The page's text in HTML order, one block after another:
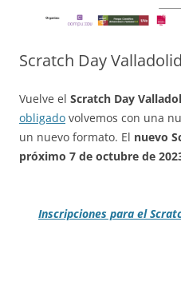
Scratch Day
Vuelve el Scratch Day
obligado volvemos con una
un nuevo formato. El nuevo
próximo 7 de octubre de
Inscripciones para el